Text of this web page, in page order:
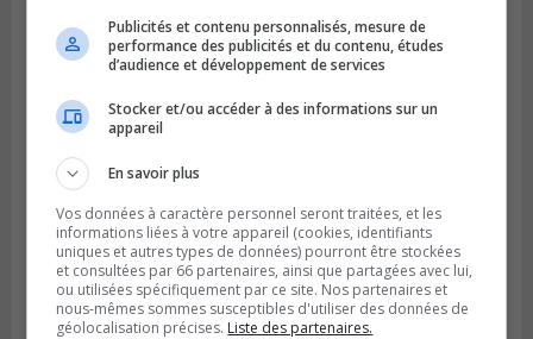
BOUCHERVILLE
Publié le 5 août 2026 à 06h54
La SQ recense 18 décès pendant les
vacances de la construction
Publicités et contenu personnalisés, mesure de
performance des publicités et du contenu, études
d’audience et développement de services
Stocker et/ou accéder à des informations sur un
appareil
En savoir plus
Vos données à caractère personnel seront traitées, et les
informations liées à votre appareil (cookies, identifiants
uniques et autres types de données) pourront être stockées
et consultées par 66 partenaires, ainsi que partagées avec lui,
ou utilisées spécifiquement par ce site. Nos partenaires et
nous-mêmes sommes susceptibles d'utiliser des données de
géolocalisation précises. Liste des partenaires.